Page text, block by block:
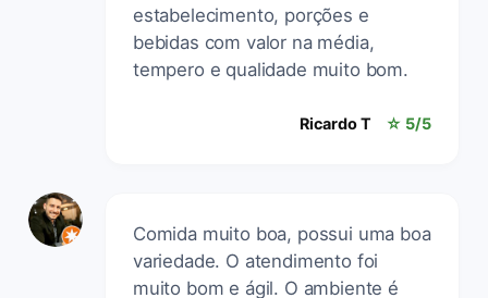
estabelecimento, porções e
bebidas com valor na média,
tempero e qualidade muito bom.
Ricardo T ☆ 5/5
Comida muito boa, possui uma boa
variedade. O atendimento foi
muito bom e ágil. O ambiente é